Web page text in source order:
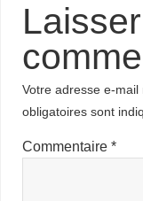
Votre adresse e-
obligatoires sont
Commentaire*